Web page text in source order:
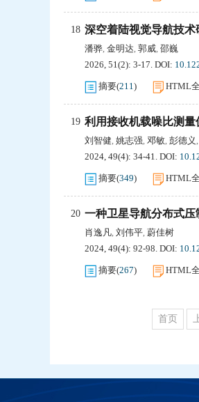
18 深空着陆视觉导航技术
潘骅, 金明达, 郭威, 邵巍
2026, 51(2): 3-17. DOI:
摘要(211) HTML
19 利用接收机载噪比测量
刘智健, 姚志强, 邓敏, 彭德义,
2024, 49(4): 34-41. DOI:
摘要(349) HTML
20 一种卫星导航分布式
肖逸凡, 刘伟平, 蔚佳树
2024, 49(4): 92-98. DOI:
摘要(267) HTML
首页